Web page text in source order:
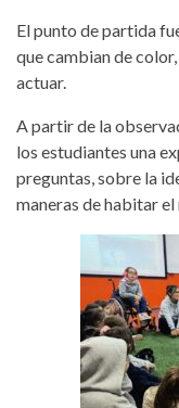
El punto de partida
que cambian de
actuar.
A partir de la
los estudiantes una
preguntas, sobre la
maneras de habitar el